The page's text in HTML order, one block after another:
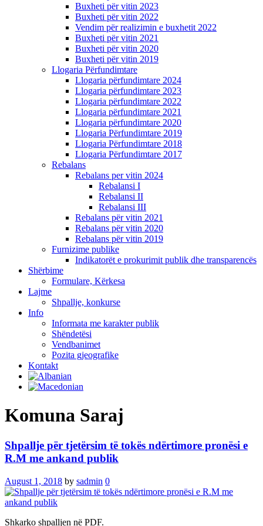
Buxheti për vitin 2023
Buxheti për vitin 2022
Vendim për realizimin e buxhetit 2022
Buxheti për vitin 2021
Buxheti për vitin 2020
Buxheti për vitin 2019
Llogaria Përfundimtare
Llogaria përfundimtare 2024
Llogaria përfundimtare 2023
Llogaria përfundimtare 2022
Llogaria përfundimtare 2021
Llogaria përfundimtare 2020
Llogaria Përfundimtare 2019
Llogaria Përfundimtare 2018
Llogaria Përfundimtare 2017
Rebalans
Rebalans per vitin 2024
Rebalansi I
Rebalansi II
Rebalansi III
Rebalans për vitin 2021
Rebalans për vitin 2020
Rebalans për vitin 2019
Furnizime publike
Indikatorët e prokurimit publik dhe transparencës
Shërbime
Formulare, Kërkesa
Lajme
Shpallje, konkurse
Info
Informata me karakter publik
Shëndetësi
Vendbanimet
Pozita gjeografike
Kontakt
Komuna Saraj
Shpallje për tjetërsim të tokës ndërtimore pronësi e
R.M me ankand publik
August 1, 2018 by sadmin 0
Shkarko shpalljen në PDF.